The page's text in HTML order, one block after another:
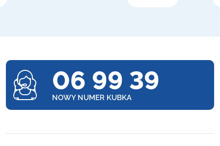
06 99 39
NOWY NUMER KUBKA